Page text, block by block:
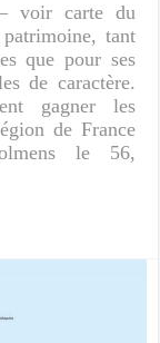
voir carte du
tant
que pour ses
de caractère.
gagner les
de France
le 56,